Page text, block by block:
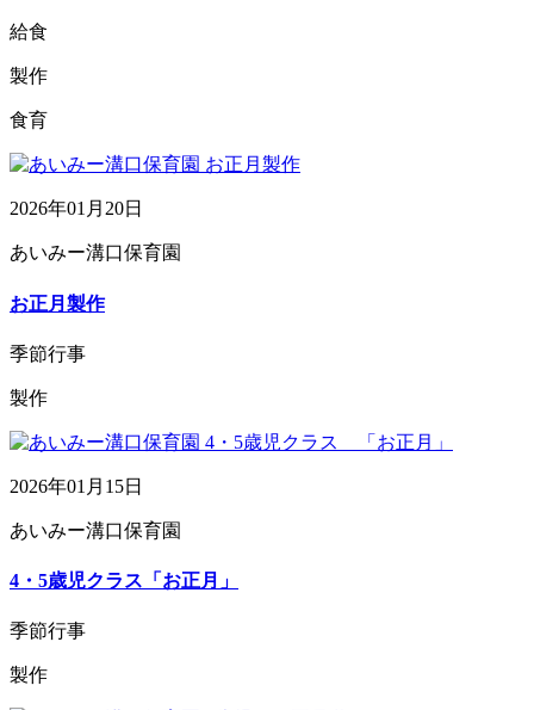
給食
製作
食育
2026年01月20日
あいみー溝口保育園
お正月製作
季節行事
製作
2026年01月15日
あいみー溝口保育園
4・5歳児クラス「お正月」
季節行事
製作